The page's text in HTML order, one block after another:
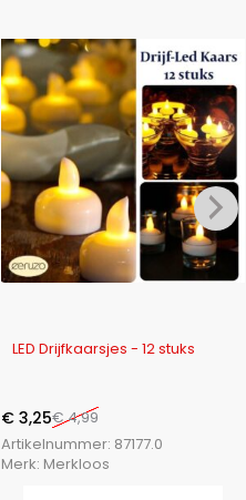
-35%
LED Drijfkaarsjes - 12 stuks
€4,99
€ 3,25
Artikelnummer: 87177.0
Merk: Merkloos